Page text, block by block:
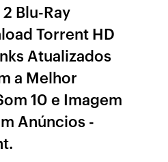
Blu-Ray
Torrent HD
Atualizados
a Melhor
10 e Imagem
Anúncios -